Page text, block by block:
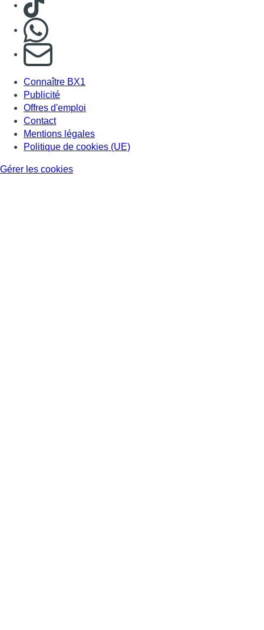
S'abonner à notre newsletter
Connaître BX1
Publicité
Offres d'emploi
Contact
Mentions légales
Politique de cookies (UE)
Gérer les cookies